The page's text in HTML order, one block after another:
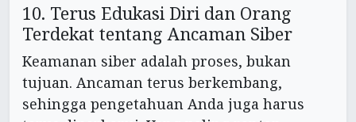
10. Terus Edukasi Diri dan Orang
Terdekat tentang Ancaman Siber
Keamanan siber adalah proses, bukan
tujuan. Ancaman terus berkembang,
sehingga pengetahuan Anda juga harus